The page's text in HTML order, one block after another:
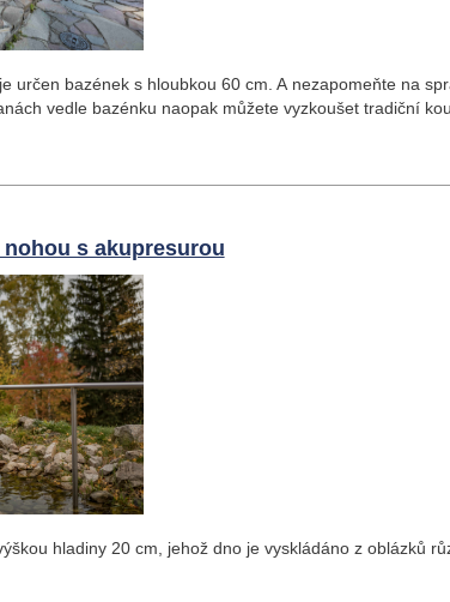
určen bazének s hloubkou 60 cm. A nezapomeňte na
vedle bazénku naopak můžete vyzkoušet tradiční
s akupresurou
hladiny 20 cm, jehož dno je vyskládáno z oblázků